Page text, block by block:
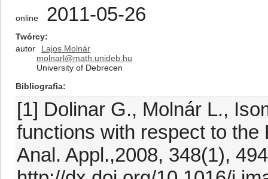
online 2011-05-26
Twórcy
autor
Lajos Molnár
molnarl@math.unideb.hu
University of Debrecen
Bibliografia
[1] Dolinar G., Molnár L.,
functions with respect to
Anal. Appl.,2008, 348(1),